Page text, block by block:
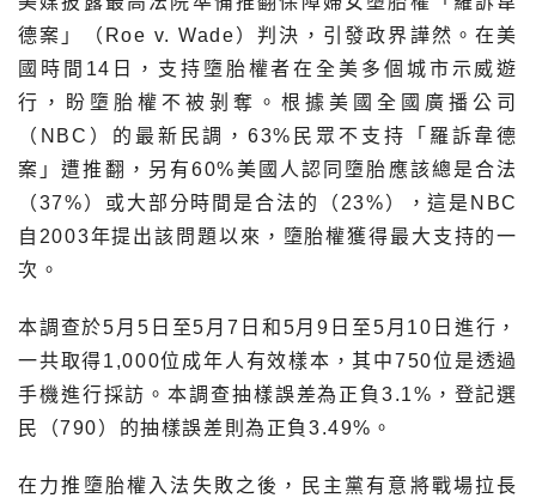
德案」（Roe v. Wade）判決，引發政界譁然。在美
國時間14日，支持墮胎權者在全美多個城市示威遊
行，盼墮胎權不被剝奪。根據美國全國廣播公司
（NBC）的最新民調，63%民眾不支持「羅訴韋德
案」遭推翻，另有60%美國人認同墮胎應該總是合法
（37%）或大部分時間是合法的（23%），這是NBC
自2003年提出該問題以來，墮胎權獲得最大支持的一
次。
本調查於5月5日至5月7日和5月9日至5月10日進行，
一共取得1,000位成年人有效樣本，其中750位是透過
手機進行採訪。本調查抽樣誤差為正負3.1%，登記選
民（790）的抽樣誤差則為正負3.49%。
在力推墮胎權入法失敗之後，民主黨有意將戰場拉長